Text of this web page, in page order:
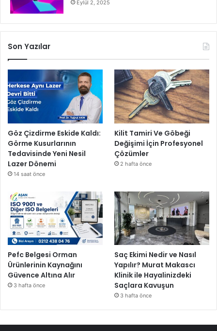
Eylül 2, 2025
Son Yazılar
Göz Çizdirme Eskide Kaldı:
Görme Kusurlarının
Tedavisinde Yeni Nesil
Lazer Dönemi
14 saat önce
Kilit Tamiri Ve Göbeği
Değişimi İçin Profesyonel
Çözümler
2 hafta önce
Pefc Belgesi Orman
Ürünlerinin Kaynağını
Güvence Altına Alır
3 hafta önce
Saç Ekimi Nedir ve Nasıl
Yapılır? Murat Makascı
Klinik ile Hayalinizdeki
Saçlara Kavuşun
3 hafta önce